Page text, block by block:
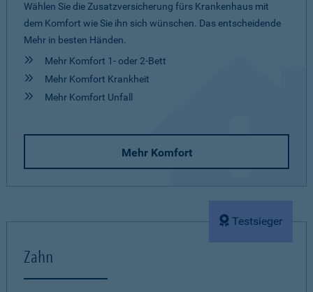
Wählen Sie die Zusatzversicherung fürs Krankenhaus mit
dem Komfort wie Sie ihn sich wünschen. Das entscheidende
Mehr in besten Händen.
Mehr Komfort 1- oder 2-Bett
Mehr Komfort Krankheit
Mehr Komfort Unfall
Mehr Komfort
Testsieger
Zahn